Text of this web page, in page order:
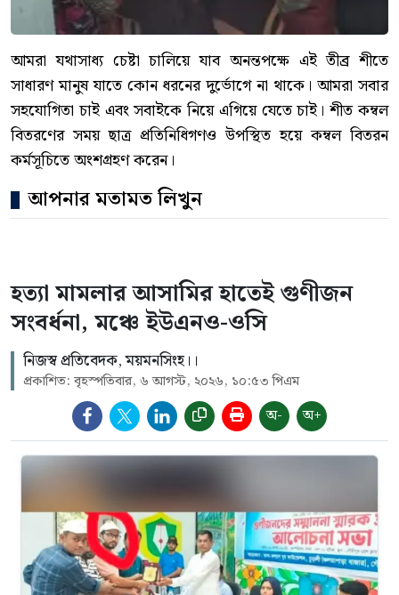
আমরা যথাসাধ্য চেষ্টা চালিয়ে যাব অনন্তপক্ষে এই তীব্র শীতে
সাধারণ মানুষ যাতে কোন ধরনের দুর্ভোগে না থাকে। আমরা সবার
সহযোগিতা চাই এবং সবাইকে নিয়ে এগিয়ে যেতে চাই। শীত কম্বল
বিতরণের সময় ছাত্র প্রতিনিধিগণও উপস্থিত হয়ে কম্বল বিতরন
কর্মসূচিতে অংশগ্রহণ করেন।
আপনার মতামত লিখুন
হত্যা মামলার আসামির হাতেই গুণীজন
সংবর্ধনা, মঞ্চে ইউএনও-ওসি
নিজস্ব প্রতিবেদক, ময়মনসিংহ।।
প্রকাশিত: বৃহস্পতিবার, ৬ আগস্ট, ২০২৬, ১০:৫৩ পিএম
অ- অ+